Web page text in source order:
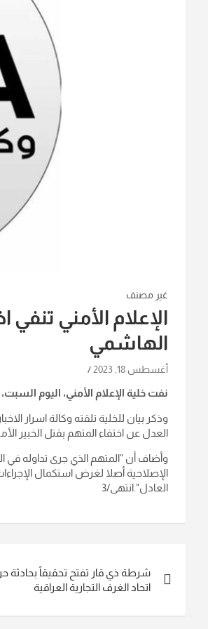
غير مصنف
الإعلام الأمني
الهاشمي
أغسطس 18, 2023
نفت خلية الإعلام الأمني، اليوم
وذكر بيان للخلية تلقته وكالة اسرار
العدل عن اختفاء المتهم بقتل الخبير
وأضاف أن "المتهم الذي جرى تداوله في
الإصلاحية أصلا لغرض استكمال
العادل".انتهى/3
المقالات
شرطة ذي قار تفتح تحقيقاً بحادثة
اتحاد الغرف التجارية العراقية